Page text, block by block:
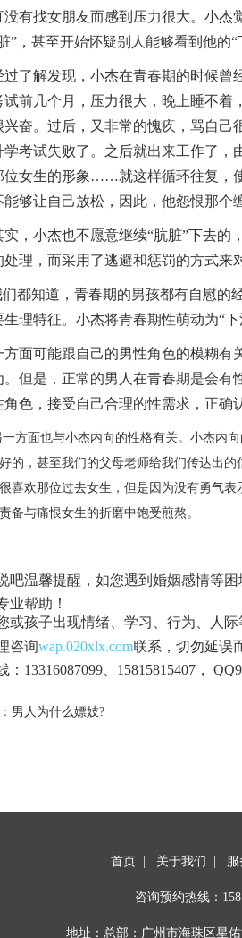
没有找女朋友而感到压力很大。小杰
”，甚至开始怀疑别人能够看到他的“
过了解发现，小杰在青春期的时候曾
试前几个月，压力很大，晚上睡不
兴奋。过后，又非常的愧疚，骂自己
学考试失败了。之后就出来工作了，
位女生的形象……就这样循环往复，
能够让自己放松，因此，他怨恨那个
实，小杰也不愿意继续“肮脏”下去的
处理，而采用了逃避和惩罚的方式来
都知道， 青春期的男孩都有自慰的
生理特征。小杰将青春期性萌动为“
方面可能跟自己的男性角色的模糊有
。但是，正常的男人在青春期是会
角色，接受自己合理的性需求，正确
一方面也与小杰内向的性格有关。小杰内
的，甚至我们的父母老师给我们传达出
喜欢那位过去女生，但是因为没有勇气
备与痛恨女生的折磨中饱受煎熬。
吧温馨提醒，如您遇到婚姻感情等
业帮助！
或孩子出现情绪、学习、行为、人
咨询wap.020xlx.com联系，切勿延误
：13316087099、15815815407，
男人为什么嫖妓?
首页 关于我们 服
咨询预约热线：
地址：总部：广州市海珠区星